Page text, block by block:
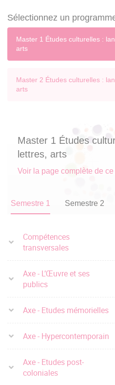
CFA Bordeaux
Sélectionnez un
Master 1 Études culturelles :
arts
Master 2 Études culturelles :
arts
Master 1 Études
lettres, arts
Voir la page complète de
Semestre 1 Semestre 2
Compétences
transversales
Axe - L’Œuvre et ses
publics
Axe - Etudes mémorielles
Axe - Hypercontemporain
Axe - Etudes post-
coloniales